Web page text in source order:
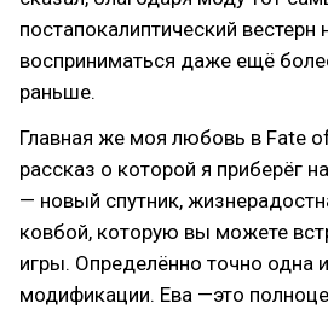
постапокалиптический вестерн
восприниматься даже ещё
раньше.
Главная же моя любовь в Fate
рассказ о которой я приберёг
— новый спутник,
ковбой, которую вы можете
игры. Определённо точно одна
модификации. Ева —это